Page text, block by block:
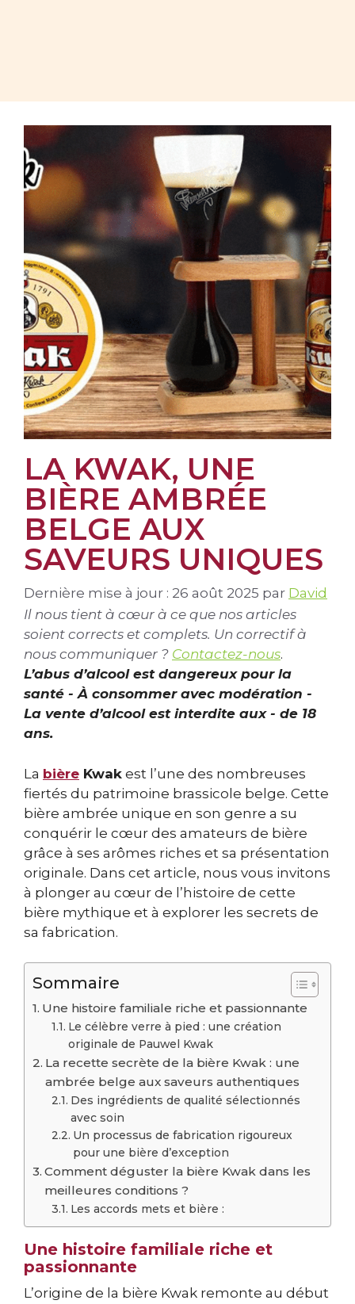
LA KWAK, UNE
BIÈRE AMBRÉE
BELGE AUX
SAVEURS UNIQUES
Dernière mise à jour : 26 août 2025 par David
Il nous tient à cœur à ce que nos articles
soient corrects et complets. Un correctif à
nous communiquer ? Contactez-nous.
L’abus d’alcool est dangereux pour la
santé - À consommer avec modération -
La vente d’alcool est interdite aux - de 18
ans.
La bière Kwak est l’une des nombreuses
fiertés du patrimoine brassicole belge. Cette
bière ambrée unique en son genre a su
conquérir le cœur des amateurs de bière
grâce à ses arômes riches et sa présentation
originale. Dans cet article, nous vous invitons
à plonger au cœur de l’histoire de cette
bière mythique et à explorer les secrets de
sa fabrication.
Sommaire
Une histoire familiale riche et passionnante
Le célèbre verre à pied : une création
originale de Pauwel Kwak
La recette secrète de la bière Kwak : une
ambrée belge aux saveurs authentiques
Des ingrédients de qualité sélectionnés
avec soin
Un processus de fabrication rigoureux
pour une bière d’exception
Comment déguster la bière Kwak dans les
meilleures conditions ?
Les accords mets et bière :
Une histoire familiale riche et
passionnante
L’origine de la bière Kwak remonte au début